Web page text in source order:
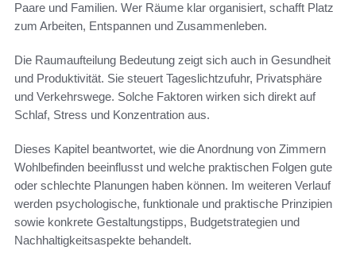
Paare und Familien. Wer Räume klar organisiert, schafft Platz
zum Arbeiten, Entspannen und Zusammenleben.
Die Raumaufteilung Bedeutung zeigt sich auch in Gesundheit
und Produktivität. Sie steuert Tageslichtzufuhr, Privatsphäre
und Verkehrswege. Solche Faktoren wirken sich direkt auf
Schlaf, Stress und Konzentration aus.
Dieses Kapitel beantwortet, wie die Anordnung von Zimmern
Wohlbefinden beeinflusst und welche praktischen Folgen gute
oder schlechte Planungen haben können. Im weiteren Verlauf
werden psychologische, funktionale und praktische Prinzipien
sowie konkrete Gestaltungstipps, Budgetstrategien und
Nachhaltigkeitsaspekte behandelt.